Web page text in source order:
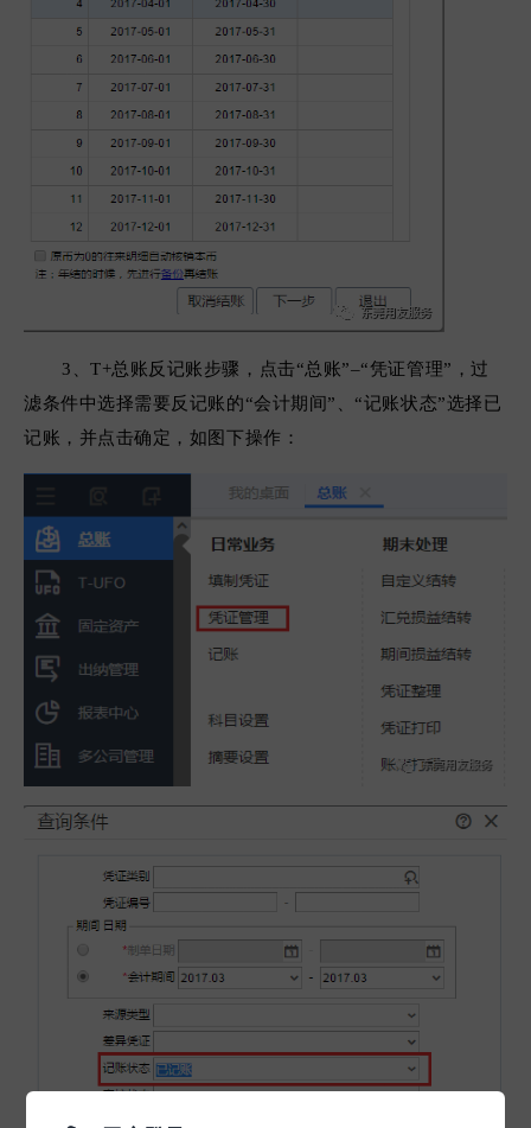
3、T+总账反记账步骤， 点击“总账”–“凭证管理” ，过
滤条件中选择需要反记账的“会计期间” “记账状态”选择已
记账， 并点击确定 ，如图下操作：